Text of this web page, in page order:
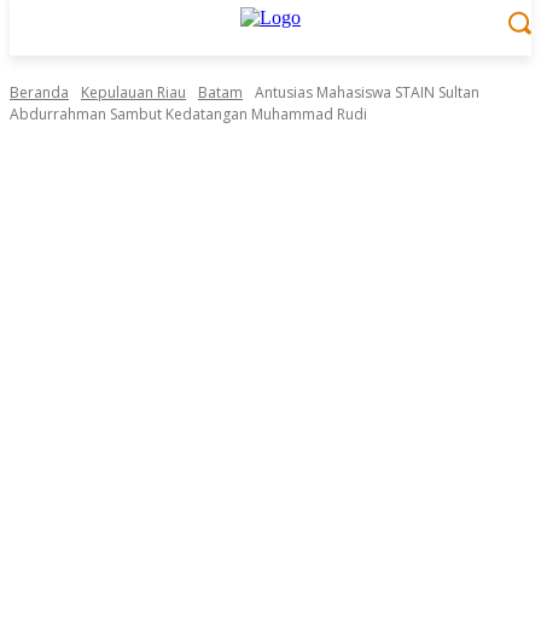
Beranda Kepulauan Riau Batam
Antusias Mahasiswa STAIN Sultan
Abdurrahman Sambut Kedatangan Muhammad Rudi